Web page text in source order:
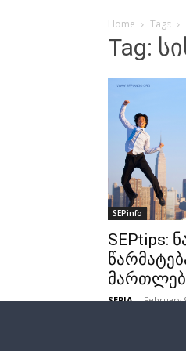
Home Tags
Tag:
SEPinfo
SEPtips:
SEPIA - February